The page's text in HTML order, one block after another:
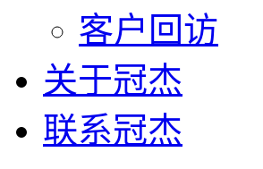
客户回访
关于冠杰
联系冠杰